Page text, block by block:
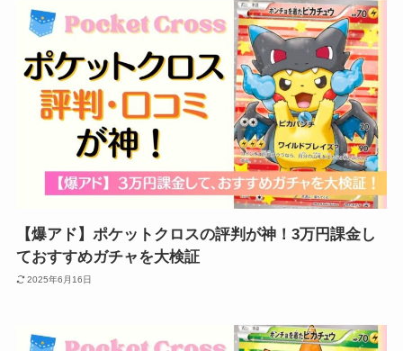
【爆アド】ポケットクロスの評判が神！3万円課金し
ておすすめガチャを大検証
2025年6月16日